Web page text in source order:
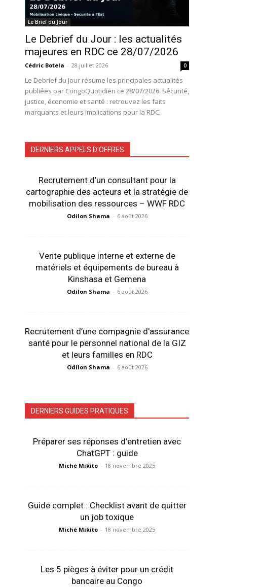
Le Brief du Jour
Le Debrief du Jour : les actualités
majeures en RDC ce 28/07/2026
Cédric Botela - 28 juillet 2026 0
Le Debrief du Jour résume les principales actualités
publiées par CongoQuotidien ce 28/07/2026. Sécurité,
justice, économie et santé : retrouvez les faits
marquants et leurs implications pour la RDC.
DERNIERS APPELS D'OFFRES
Recrutement d’un consultant pour la
cartographie des acteurs et la stratégie de
mobilisation des ressources – WWF RDC
Odilon Shama - 6 août 2026
Vente publique interne et externe de
matériels et équipements de bureau à
Kinshasa et Gemena
Odilon Shama - 6 août 2026
Recrutement d’une compagnie d’assurance
santé pour le personnel national de la GIZ
et leurs familles en RDC
Odilon Shama - 6 août 2026
DERNIERS GUIDES PRATIQUES
Préparer ses réponses d’entretien avec
ChatGPT : guide
Miché Mikito - 18 novembre 2025
Guide complet : Checklist avant de quitter
un job toxique
Miché Mikito - 18 novembre 2025
Les 5 pièges à éviter pour un crédit
bancaire au Congo